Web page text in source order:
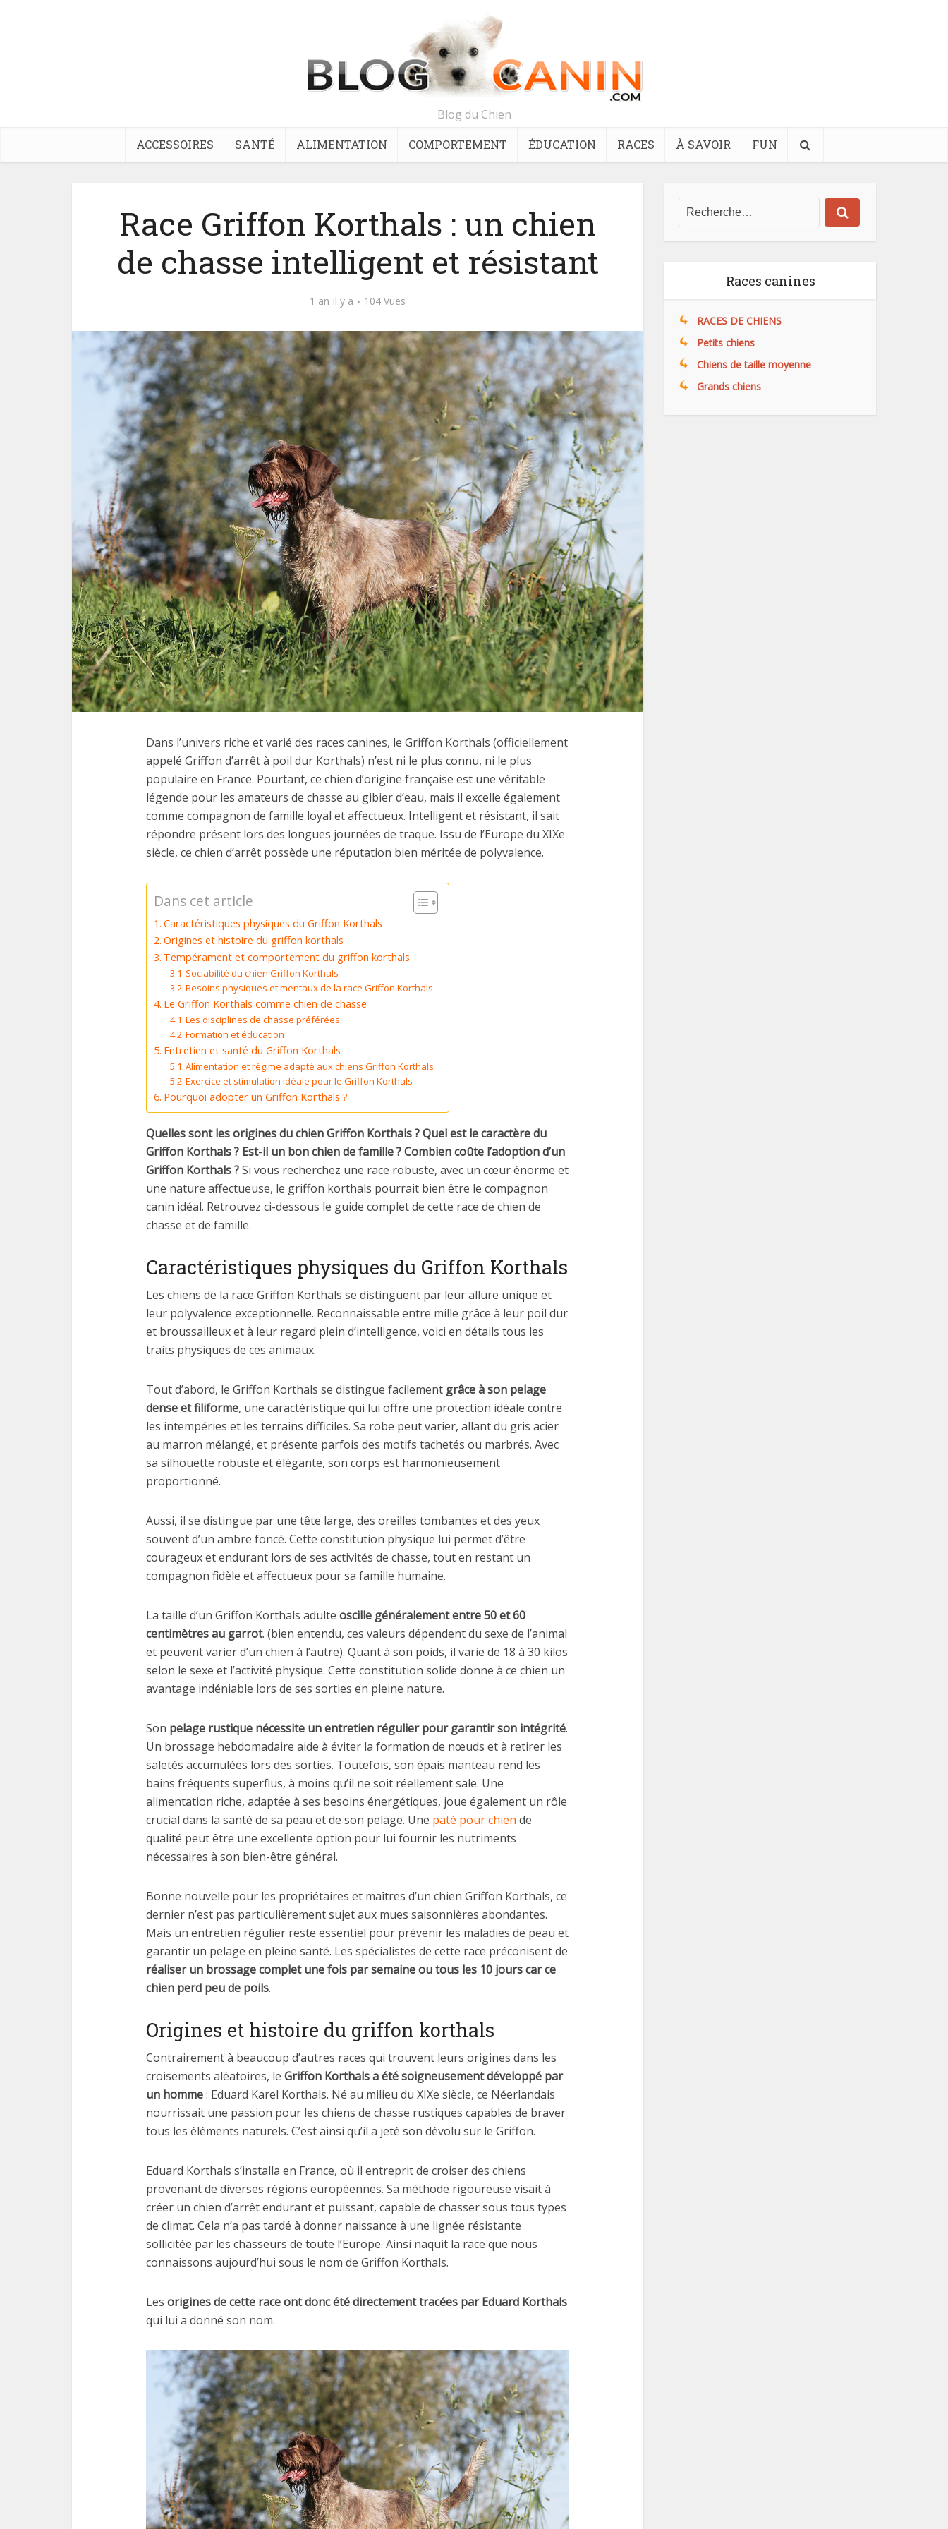
Blog du Chien
ACCESSOIRES SANTÉ ALIMENTATION COMPORTEMENT ÉDUCATION RACES À SAVOIR FUN
Race Griffon Korthals : un chien
de chasse intelligent et résistant
1 an Il y a 104 Vues
Dans l’univers riche et varié des races canines, le Griffon Korthals (officiellement
appelé Griffon d’arrêt à poil dur Korthals) n’est ni le plus connu, ni le plus
populaire en France. Pourtant, ce chien d’origine française est une véritable
légende pour les amateurs de chasse au gibier d’eau, mais il excelle également
comme compagnon de famille loyal et affectueux. Intelligent et résistant, il sait
répondre présent lors des longues journées de traque. Issu de l’Europe du XIXe
siècle, ce chien d’arrêt possède une réputation bien méritée de polyvalence.
Dans cet article
Caractéristiques physiques du Griffon Korthals
Origines et histoire du griffon korthals
Tempérament et comportement du griffon korthals
Sociabilité du chien Griffon Korthals
Besoins physiques et mentaux de la race Griffon Korthals
Le Griffon Korthals comme chien de chasse
Les disciplines de chasse préférées
Formation et éducation
Entretien et santé du Griffon Korthals
Alimentation et régime adapté aux chiens Griffon Korthals
Exercice et stimulation idéale pour le Griffon Korthals
Pourquoi adopter un Griffon Korthals ?
Quelles sont les origines du chien Griffon Korthals ? Quel est le caractère du
Griffon Korthals ? Est-il un bon chien de famille ? Combien coûte l’adoption d’un
Griffon Korthals ?Si vous recherchez une race robuste, avec un cœur énorme et
une nature affectueuse, le griffon korthals pourrait bien être le compagnon
canin idéal. Retrouvez ci-dessous le guide complet de cette race de chien de
chasse et de famille.
Caractéristiques physiques du Griffon Korthals
Les chiens de la race Griffon Korthals se distinguent par leur allure unique et
leur polyvalence exceptionnelle. Reconnaissable entre mille grâce à leur poil dur
et broussailleux et à leur regard plein d’intelligence, voici en détails tous les
traits physiques de ces animaux.
Tout d’abord, le Griffon Korthals se distingue facilement grâce à son pelage
dense et filiforme, une caractéristique qui lui offre une protection idéale contre
les intempéries et les terrains difficiles. Sa robe peut varier, allant du gris acier
au marron mélangé, et présente parfois des motifs tachetés ou marbrés. Avec
sa silhouette robuste et élégante, son corps est harmonieusement
proportionné.
Aussi, il se distingue par une tête large, des oreilles tombantes et des yeux
souvent d’un ambre foncé. Cette constitution physique lui permet d’être
courageux et endurant lors de ses activités de chasse, tout en restant un
compagnon fidèle et affectueux pour sa famille humaine.
La taille d’un Griffon Korthals adulte oscille généralement entre 50 et 60
centimètres au garrot. (bien entendu, ces valeurs dépendent du sexe de l’animal
et peuvent varier d’un chien à l’autre). Quant à son poids, il varie de 18 à 30 kilos
selon le sexe et l’activité physique. Cette constitution solide donne à ce chien un
avantage indéniable lors de ses sorties en pleine nature.
Son pelage rustique nécessite un entretien régulier pour garantir son intégrité.
Un brossage hebdomadaire aide à éviter la formation de nœuds et à retirer les
saletés accumulées lors des sorties. Toutefois, son épais manteau rend les
bains fréquents superflus, à moins qu’il ne soit réellement sale. Une
alimentation riche, adaptée à ses besoins énergétiques, joue également un rôle
crucial dans la santé de sa peau et de son pelage. Une paté pour chien de
qualité peut être une excellente option pour lui fournir les nutriments
nécessaires à son bien-être général.
Bonne nouvelle pour les propriétaires et maîtres d’un chien Griffon Korthals, ce
dernier n’est pas particulièrement sujet aux mues saisonnières abondantes.
Mais un entretien régulier reste essentiel pour prévenir les maladies de peau et
garantir un pelage en pleine santé. Les spécialistes de cette race préconisent de
réaliser un brossage complet une fois par semaine ou tous les 10 jours car ce
chien perd peu de poils.
Origines et histoire du griffon korthals
Contrairement à beaucoup d’autres races qui trouvent leurs origines dans les
croisements aléatoires, le Griffon Korthals a été soigneusement développé par
un homme: Eduard Karel Korthals. Né au milieu du XIXe siècle, ce Néerlandais
nourrissait une passion pour les chiens de chasse rustiques capables de braver
tous les éléments naturels. C’est ainsi qu’il a jeté son dévolu sur le Griffon.
Eduard Korthals s’installa en France, où il entreprit de croiser des chiens
provenant de diverses régions européennes. Sa méthode rigoureuse visait à
créer un chien d’arrêt endurant et puissant, capable de chasser sous tous types
de climat. Cela n’a pas tardé à donner naissance à une lignée résistante
sollicitée par les chasseurs de toute l’Europe. Ainsi naquit la race que nous
connaissons aujourd’hui sous le nom de Griffon Korthals.
Les origines de cette race ont donc été directement tracées par Eduard Korthals
qui lui a donné son nom.
Races canines
RACES DE CHIENS
Petits chiens
Chiens de taille moyenne
Grands chiens